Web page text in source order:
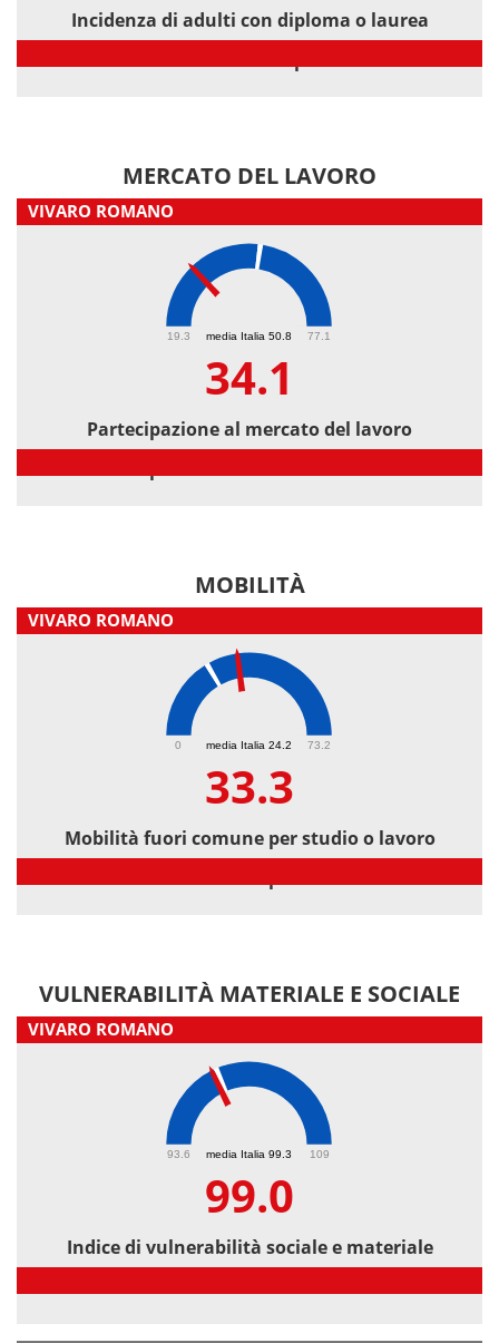
Incidenza di adulti con diploma o laurea
MERCATO DEL LAVORO
VIVARO ROMANO
media Italia 50.8
19.3 77.1
34.1
Partecipazione al mercato del lavoro
MOBILITÀ
VIVARO ROMANO
media Italia 24.2
0 73.2
33.3
Mobilità fuori comune per studio o lavoro
VULNERABILITÀ MATERIALE E SOCIALE
VIVARO ROMANO
media Italia 99.3
93.6 109
99.0
Indice di vulnerabilità sociale e materiale